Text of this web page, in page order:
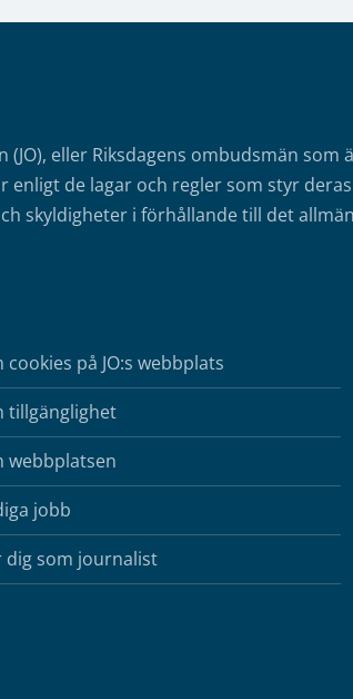
(JO), eller Riksdagens ombudsmän
enligt de lagar och regler som styr
skyldigheter i förhållande till det
cookies på JO:s webbplats
tillgänglighet
webbplatsen
jobb
dig som journalist